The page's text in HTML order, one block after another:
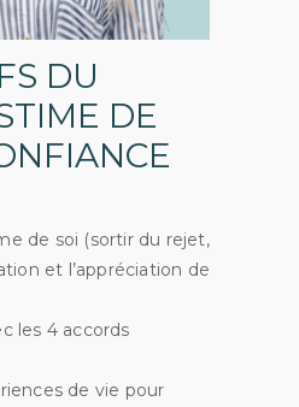
DU
DE
de soi (sortir du rejet,
et l’appréciation de
les 4 accords
de vie pour